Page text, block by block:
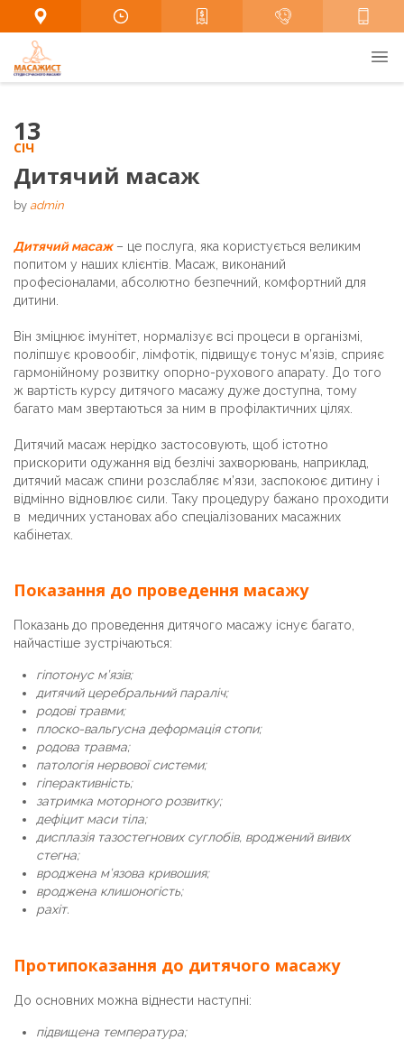
13
СІЧ
Дитячий масаж
by admin
Дитячий масаж– це послуга, яка користується великим
попитом у наших клієнтів. Масаж, виконаний
професіоналами, абсолютно безпечний, комфортний для
дитини.
Він зміцнює імунітет, нормалізує всі процеси в організмі,
поліпшує кровообіг, лімфотік, підвищує тонус м’язів, сприяє
гармонійному розвитку опорно-рухового апарату. До того
ж вартість курсу дитячого масажу дуже доступна, тому
багато мам звертаються за ним в профілактичних цілях.
Дитячий масаж нерідко застосовують, щоб істотно
прискорити одужання від безлічі захворювань, наприклад,
дитячий масаж спини розслабляє м’язи, заспокоює дитину і
відмінно відновлює сили. Таку процедуру бажано проходити
в медичних установах або спеціалізованих масажних
кабінетах.
Показання до проведення масажу
Показань до проведення дитячого масажу існує багато,
найчастіше зустрічаються:
гіпотонус м’язів;
дитячий церебральний параліч;
родові травми;
плоско-вальгусна деформація стопи;
родова травма;
патологія нервової системи;
гіперактивність;
затримка моторного розвитку;
дефіцит маси тіла;
дисплазія тазостегнових суглобів, вроджений вивих
стегна;
вроджена м’язова кривошия;
вроджена клишоногість;
рахіт.
Протипоказання до дитячого масажу
До основних можна віднести наступні:
підвищена температура;